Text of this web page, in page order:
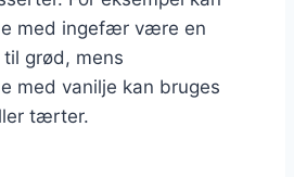
med ingefær være en
grød, mens
med vanilje kan bruges
tærter.